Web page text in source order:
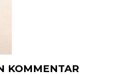
KOMMENTAR